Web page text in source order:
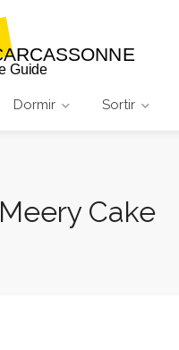
Dormir Sortir
Meery Cake